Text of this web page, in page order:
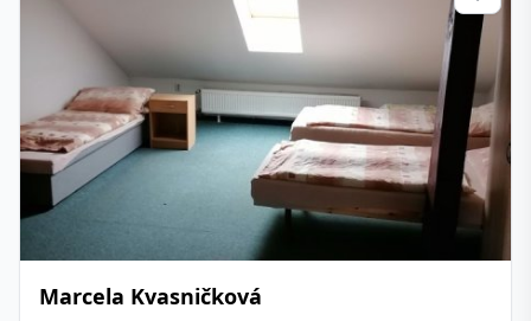
Marcela Kvasničková